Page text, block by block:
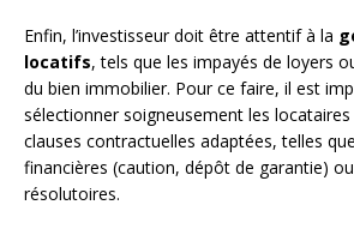
Enfin, l’investisseur doit être attentif à la
locatifs, tels que les impayés de loyers
du bien immobilier. Pour ce faire, il est
sélectionner soigneusement les
clauses contractuelles adaptées, telles
financières (caution, dépôt de garantie)
résolutoires.